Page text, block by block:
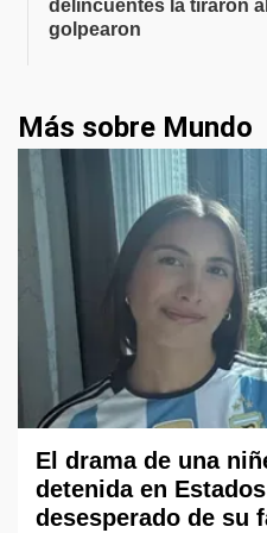
delincuentes la tiraron
golpearon
Más sobre Mundo
El drama de una
detenida en
desesperado de su